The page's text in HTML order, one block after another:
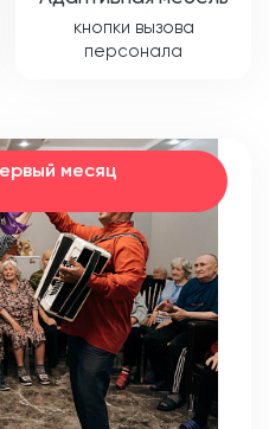
кнопки вызова
персонала
месяц